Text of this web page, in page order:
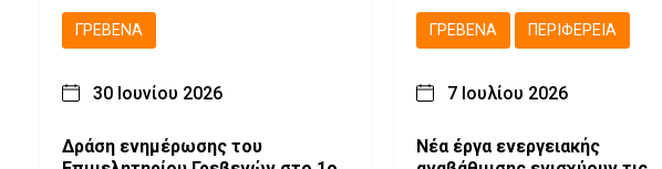
ΓΡΕΒΕΝΆ
30 Ιουνίου 2026
Δράση ενημέρωσης του
ΓΡΕΒΕΝΆ ΠΕΡΙΦΈΡΕΙΑ
7 Ιουλίου 2026
Νέα έργα ενεργειακής